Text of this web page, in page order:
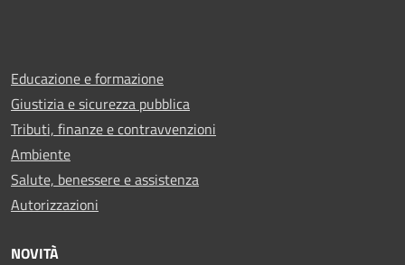
Educazione e formazione
Giustizia e sicurezza pubblica
Tributi, finanze e contravvenzioni
Ambiente
Salute, benessere e assistenza
Autorizzazioni
NOVITÀ